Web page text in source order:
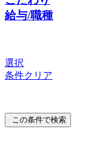
給与/職種
選択
条件クリア
この条件で検索